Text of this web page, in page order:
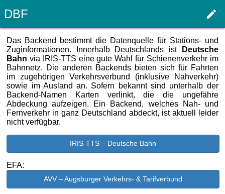
DBF edit
Das Backend bestimmt die Datenquelle für Stations- und
Zuginformationen. Innerhalb Deutschlands ist
Deutsche
Bahn via IRIS-TTS eine gute Wahl für Schienenverkehr im
Bahnnetz. Die anderen Backends bieten sich für Fahrten
im zugehörigen Verkehrsverbund (inklusive Nahverkehr)
sowie im Ausland an. Sofern bekannt sind unterhalb der
Backend-Namen Karten verlinkt, die die ungefähre
Abdeckung aufzeigen. Ein Backend, welches Nah- und
Fernverkehr in ganz Deutschland abdeckt, ist aktuell leider
nicht verfügbar.
IRIS-TTS – Deutsche Bahn
EFA:
AVV – Augsburger Verkehrs- & Tarifverbund